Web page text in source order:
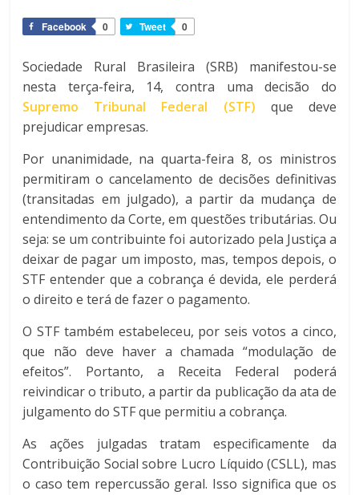
Facebook 0 Tweet 0
Sociedade Rural Brasileira (SRB) manifestou-se
nesta terça-feira, 14, contra uma decisão do
Supremo Tribunal Federal (STF) que deve
prejudicar empresas.
Por unanimidade, na quarta-feira 8, os ministros
permitiram o cancelamento de decisões definitivas
(transitadas em julgado), a partir da mudança de
entendimento da Corte, em questões tributárias. Ou
seja: se um contribuinte foi autorizado pela Justiça a
deixar de pagar um imposto, mas, tempos depois, o
STF entender que a cobrança é devida, ele perderá
o direito e terá de fazer o pagamento.
O STF também estabeleceu, por seis votos a cinco,
que não deve haver a chamada “modulação de
efeitos”. Portanto, a Receita Federal poderá
reivindicar o tributo, a partir da publicação da ata de
julgamento do STF que permitiu a cobrança.
As ações julgadas tratam especificamente da
Contribuição Social sobre Lucro Líquido (CSLL), mas
o caso tem repercussão geral. Isso significa que os